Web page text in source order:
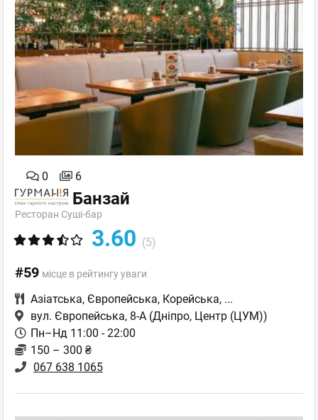
0 6
Банзай
Ресторан Суші-бар
3.60 (5)
#59 місце в рейтингу уваги
Азіатська, Європейська, Корейська, ...
вул. Європейська, 8-А (Дніпро, Центр (ЦУМ))
Пн–Нд 11:00 - 22:00
150 – 300 ₴
067 638 1065